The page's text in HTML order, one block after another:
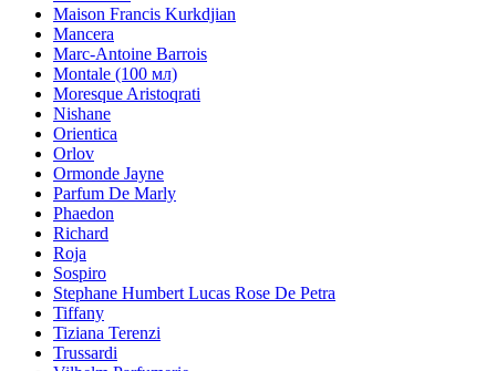
Maison Francis Kurkdjian
Mancera
Marc-Antoine Barrois
Montale (100 мл)
Moresque Aristoqrati
Nishane
Orientica
Orlov
Ormonde Jayne
Parfum De Marly
Phaedon
Richard
Roja
Sospiro
Stephane Humbert Lucas Rose De Petra
Tiffany
Tiziana Terenzi
Trussardi